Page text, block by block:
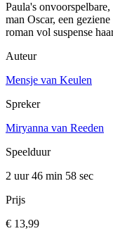
Paula's
man Oscar, een
roman vol suspense
Auteur
Mensje van Keulen
Spreker
Miryanna van Reeden
Speelduur
2 uur 46 min 58 sec
Prijs
€ 13,99